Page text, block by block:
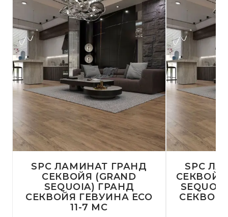
SPC ЛАМИНАТ ГРАНД
СЕКВОЙЯ (GRAND
SEQUOIA) ГРАНД
СЕКВОЙЯ ГЕВУИНА ECO
11-7 MC
SPC
СЕКВОЙЯ